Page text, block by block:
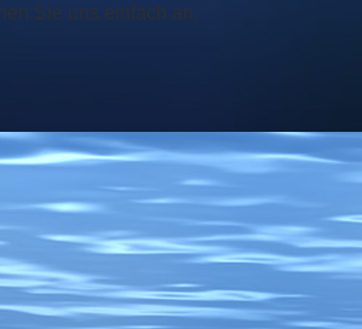
Sie uns einfach an.